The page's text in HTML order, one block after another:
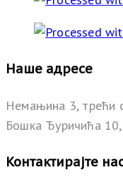
Наше адресе
Немањина 3, трећи
Бошка Ђуричића 10,
Контактирајте